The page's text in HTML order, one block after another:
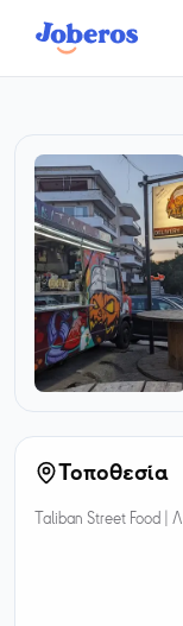
Τοποθεσία
Taliban Street Food |